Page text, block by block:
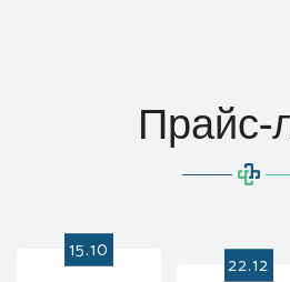
Прайс-
15.10
22.12